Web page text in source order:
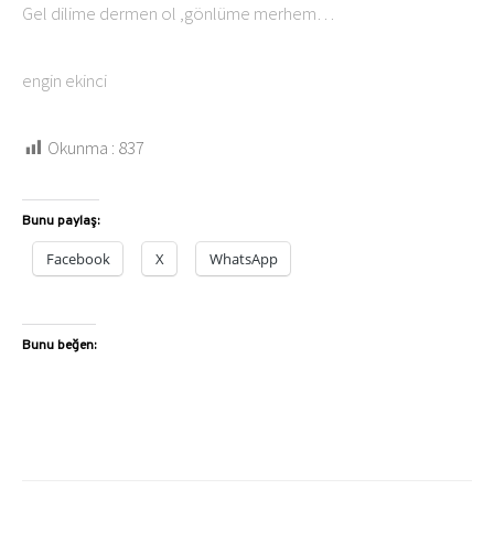
Gel dilime dermen ol ,gönlüme merhem…
engin ekinci
Okunma : 837
Bunu paylaş:
Facebook X WhatsApp
Bunu beğen: